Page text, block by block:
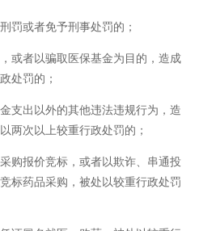
罚或者免予刑事处罚的；
或者以骗取医保基金为目的，造成
处罚的；
支出以外的其他违法违规行为，造
两次以上较重行政处罚的；
购报价竞标，或者以欺诈、串通投
标药品采购，被处以较重行政处罚